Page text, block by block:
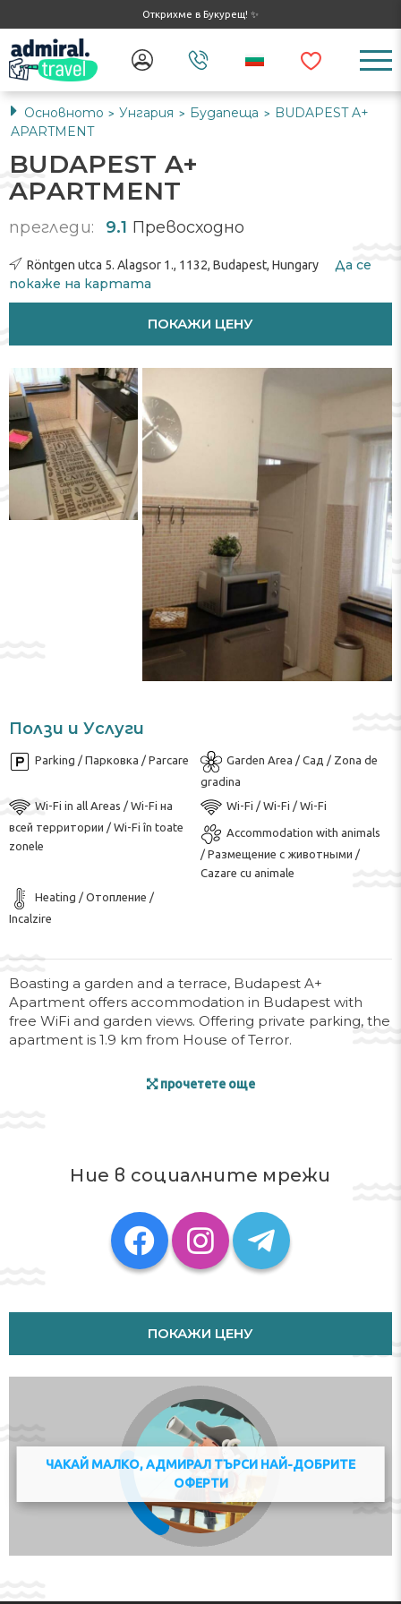
Открихме в Букурещ! ✨
Основното > Унгария > Будапеща >
BUDAPEST A+
APARTMENT
BUDAPEST A+
APARTMENT
прегледи: 9.1 Превосходно
Röntgen utca 5. Alagsor 1., 1132, Budapest, Hungary
Да се ​​
покаже на картата
ПОКАЖИ ЦЕНУ
Ползи и Услуги
Parking / Парковка / Parcare
Garden Area / Сад / Zona de
gradina
Wi-Fi in all Areas / Wi-Fi на
всей территории / Wi-Fi în toate
zonele
Wi-Fi / Wi-Fi / Wi-Fi
Accommodation with animals
/ Размещение с животными /
Cazare cu animale
Heating / Отопление /
Incalzire
Boasting a garden and a terrace, Budapest A+
Apartment offers accommodation in Budapest with
free WiFi and garden views. Offering private parking, the
apartment is 1.9 km from House of Terror.
This apartment includes 1 bedroom, a living room and a
flat-screen TV, an equipped kitchen with a dining area,
Hungarian Parliament Building is 2.3 km from Budapest
A+ Apartment, while St. Stephen's Basilica is 2.4 km from
the property. The nearest airport is Budapest Ferenc
Liszt International Airport, 18 km from the
accommodation.
directly with the contact details provided in your
confirmation. This property will not accommodate hen,
stag or similar parties.
Check-in 13:00 - 23:30
Check-out 00:30 - 11:00
Key collection at the property. Key stored in the lock
Röntgen utca 5. Alagsor 1., 1132, Budapest,
Hungary
прочетете още
Ние в социалните мрежи
ПОКАЖИ ЦЕНУ
ЧАКАЙ МАЛКО, АДМИРАЛ ТЪРСИ НАЙ-ДОБРИТЕ
ОФЕРТИ